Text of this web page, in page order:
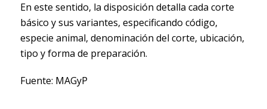
En este sentido, la disposición detalla cada corte
básico y sus variantes, especificando código,
especie animal, denominación del corte, ubicación,
tipo y forma de preparación.
Fuente: MAGyP